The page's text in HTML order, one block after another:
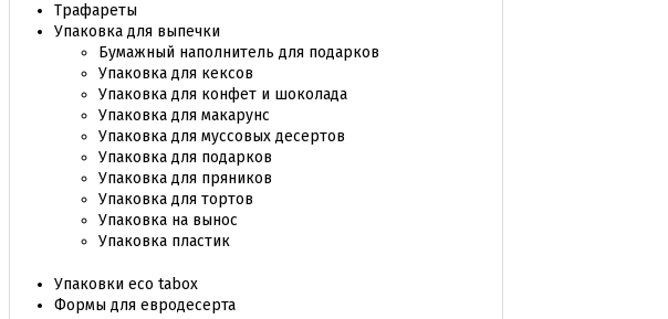
Трафареты
Упаковка для выпечки
Бумажный наполнитель для подарков
Упаковка для кексов
Упаковка для конфет и шоколада
Упаковка для макарунс
Упаковка для муссовых десертов
Упаковка для подарков
Упаковка для пряников
Упаковка для тортов
Упаковка на вынос
Упаковка пластик
Упаковки eco tabox
Формы для евродесерта